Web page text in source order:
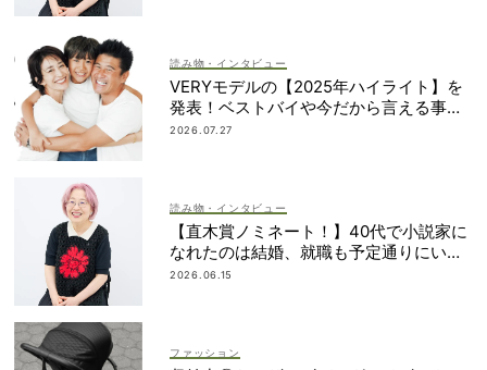
読み物・インタビュー
VERYモデルの【2025年ハイライト】を
発表！ベストバイや今だから言える事件
簿も大公開
2026.07.27
読み物・インタビュー
【直木賞ノミネート！】40代で小説家に
なれたのは結婚、就職も予定通りにいか
なかったから｜朝倉かすみさん
2026.06.15
ファッション